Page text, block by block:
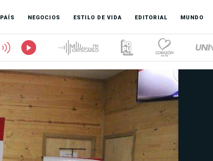
PAÍS NEGOCIOS ESTILO DE VIDA EDITORIAL MUNDO